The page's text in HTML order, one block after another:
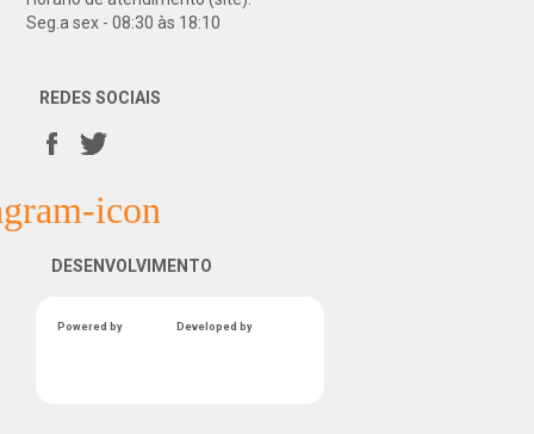
Seg.a sex - 08:30 às 18:10
REDES SOCIAIS
DESENVOLVIMENTO
Powered by Developed by